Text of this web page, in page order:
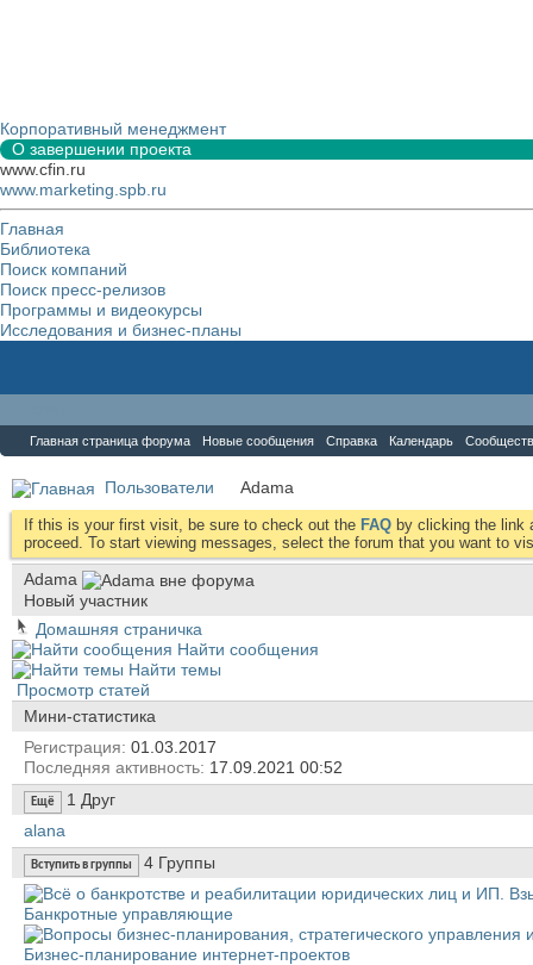
Корпоративный менеджмент
О завершении проекта
www.cfin.ru
www.marketing.spb.ru
Главная
Библиотека
Поиск компаний
Поиск пресс-релизов
Программы и видеокурсы
Исследования и бизнес-планы
Главная страница форума Новые сообщения Справка Календарь
Пользователи Аdama
If this is your first visit, be sure to check out the FAQ by clicking the link
proceed. To start viewing messages, select the forum that you want to
Аdama
Новый участник
Домашняя страничка
Найти сообщения
Найти темы
Просмотр статей
Мини-статистика
Регистрация 01.03.2017
Последняя активность 17.09.2021 00:52
Ещё 1 Друг
alana
Вступить в группы 4 Группы
Банкротные управляющие
Бизнес-планирование интернет-проектов